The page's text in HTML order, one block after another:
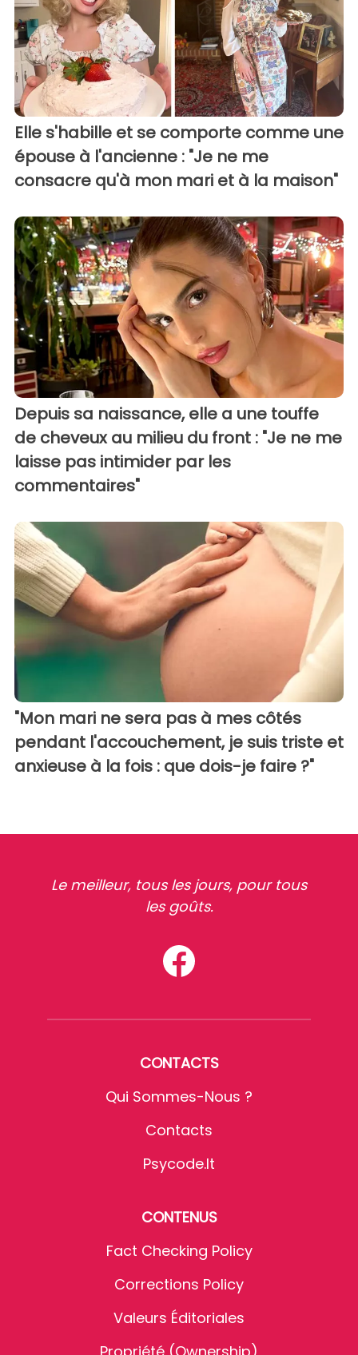
Elle s'habille et se comporte comme une
épouse à l'ancienne : "Je ne me
consacre qu'à mon mari et à la maison"
Depuis sa naissance, elle a une touffe
de cheveux au milieu du front : "Je ne me
laisse pas intimider par les
commentaires"
"Mon mari ne sera pas à mes côtés
pendant l'accouchement, je suis triste et
anxieuse à la fois : que dois-je faire ?"
Le meilleur, tous les jours, pour tous
les goûts.
CONTACTS
Qui Sommes-Nous ?
Contacts
Psycode.it
CONTENUS
Fact Checking Policy
Corrections Policy
Valeurs Éditoriales